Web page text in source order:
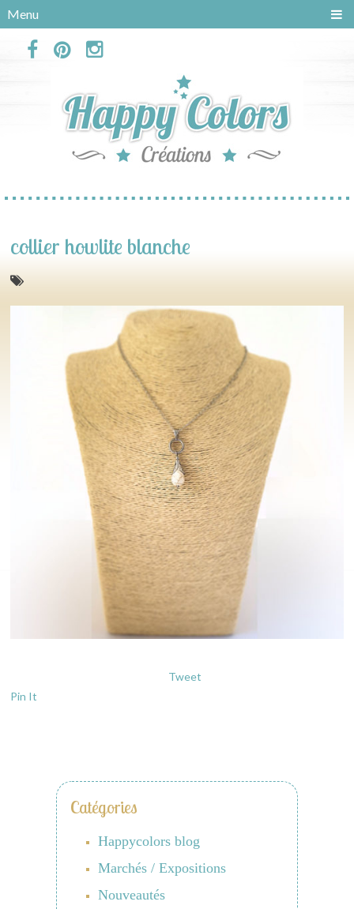
Menu
collier howlite blanche
Tweet
Pin It
Catégories
Happycolors blog
Marchés / Expositions
Nouveautés
Panneau de gestion des cookies